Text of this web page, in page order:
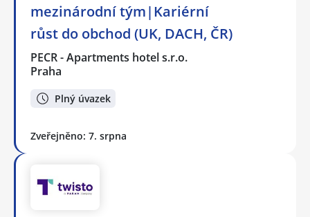
mezinárodní tým|Kariérní
růst do obchod (UK, DACH, ČR)
PECR - Apartments hotel s.r.o.
Praha
Plný úvazek
Zveřejněno: 7. srpna